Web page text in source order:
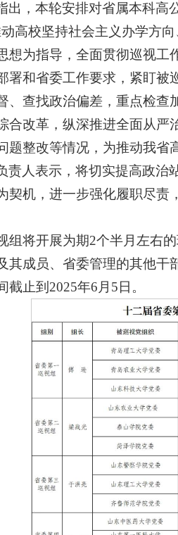
出，本轮安排对省属本科高
高校坚持社会主义办学方
想为指导，全面贯彻巡视
署和省委工作要求，紧盯被
、查找政治偏差，重点检
合改革，纵深推进全面从
题整改等情况，为推动我省
责人表示，将切实提高政治
契机，进一步强化履职尽责
组将开展为期2个半月左右
其成员、省委管理的其他
止到2025年6月5日。